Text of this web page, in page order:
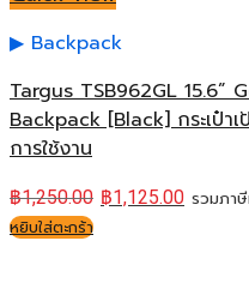
Backpack
Targus TSB962GL
Backpack [Black] กระเป๋า
การใช้งาน
฿1,250.00 ฿1,125.00 รวมภา
หยิบใส่ตะกร้า